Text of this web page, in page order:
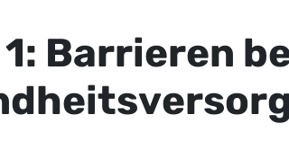
Barrieren